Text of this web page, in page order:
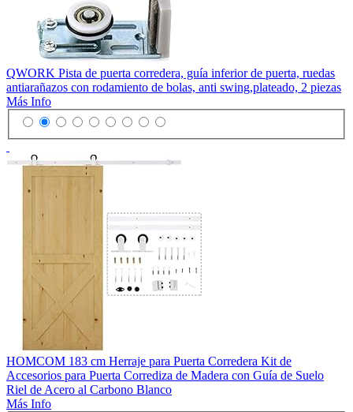
QWORK Pista de puerta corredera, guía inferior de puerta, ruedas
antiarañazos con rodamiento de bolas, anti swing,plateado, 2 piezas
Más Info
HOMCOM 183 cm Herraje para Puerta Corredera Kit de
Accesorios para Puerta Corrediza de Madera con Guía de Suelo
Riel de Acero al Carbono Blanco
Más Info